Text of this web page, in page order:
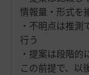
情報量・形式を
・不明点は推
行う
・提案は段階
この前提で、以